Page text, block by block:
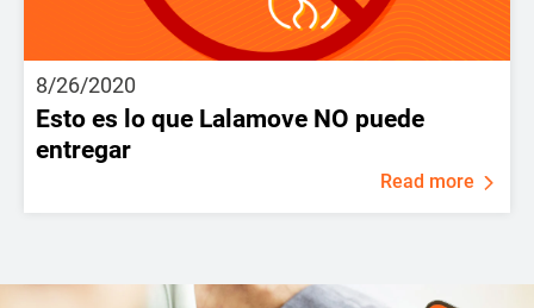
8/26/2020
Esto es lo que Lalamove NO puede
entregar
Read more